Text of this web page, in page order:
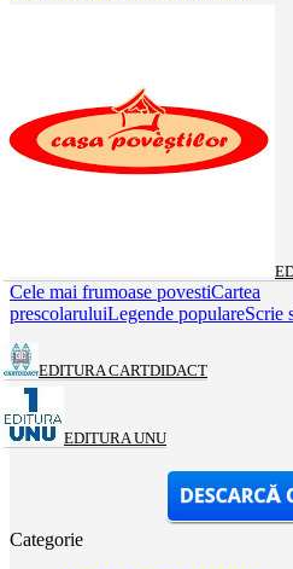
Cele mai frumoase povestiCartea
prescolaruluiLegende populareScrie
EDITURA CARTDIDACT
EDITURA UNU
Categorie